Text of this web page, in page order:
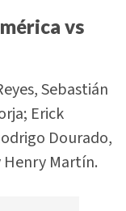
vs
Sebastián
Erick
Dourado,
Henry Martín.